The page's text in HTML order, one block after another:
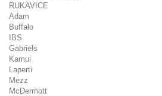
RUKAVICE
Adam
Buffalo
IBS
Gabriels
Kamui
Laperti
Mezz
McDermott